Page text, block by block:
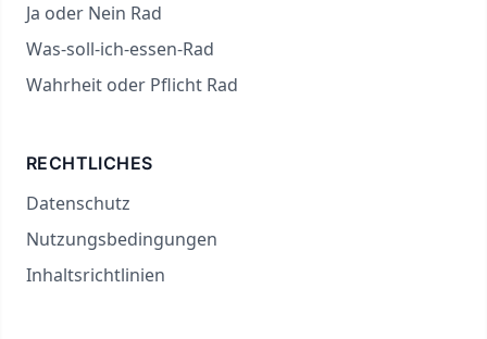
Ja oder Nein Rad
Was-soll-ich-essen-Rad
Wahrheit oder Pflicht Rad
RECHTLICHES
Datenschutz
Nutzungsbedingungen
Inhaltsrichtlinien